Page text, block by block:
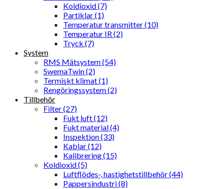
Koldioxid (7)
Partiklar (1)
Temperatur transmitter (10)
Temperatur IR (2)
Tryck (7)
System
RMS Mätsystem (54)
SwemaTwin (2)
Termiskt klimat (1)
Rengöringssystem (2)
Tillbehör
Filter (27)
Fukt luft (12)
Fukt material (4)
Inspektion (33)
Kablar (12)
Kalibrering (15)
Koldioxid (5)
Luftflödes-, hastighetstillbehör (44)
Pappersindustri (8)